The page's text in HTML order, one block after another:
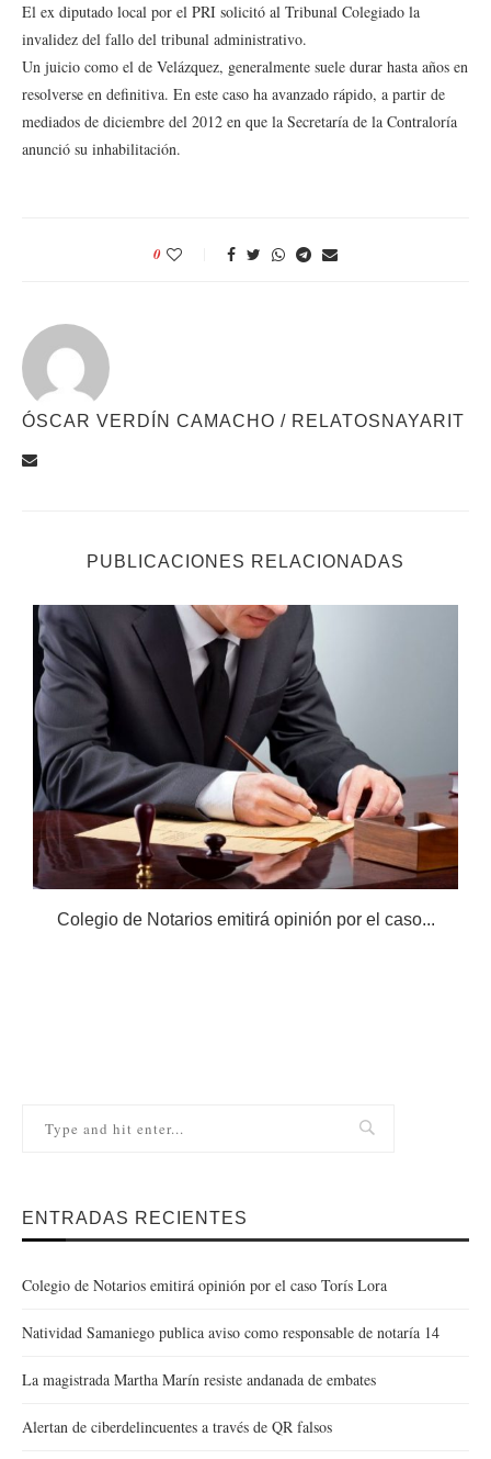
El ex diputado local por el PRI solicitó al Tribunal Colegiado la
invalidez del fallo del tribunal administrativo.
Un juicio como el de Velázquez, generalmente suele durar hasta años en
resolverse en definitiva. En este caso ha avanzado rápido, a partir de
mediados de diciembre del 2012 en que la Secretaría de la Contraloría
anunció su inhabilitación.
0
ÓSCAR VERDÍN CAMACHO / RELATOSNAYARIT
PUBLICACIONES RELACIONADAS
Colegio de Notarios emitirá opinión por el caso...
ENTRADAS RECIENTES
Colegio de Notarios emitirá opinión por el caso Torís Lora
Natividad Samaniego publica aviso como responsable de notaría 14
La magistrada Martha Marín resiste andanada de embates
Alertan de ciberdelincuentes a través de QR falsos